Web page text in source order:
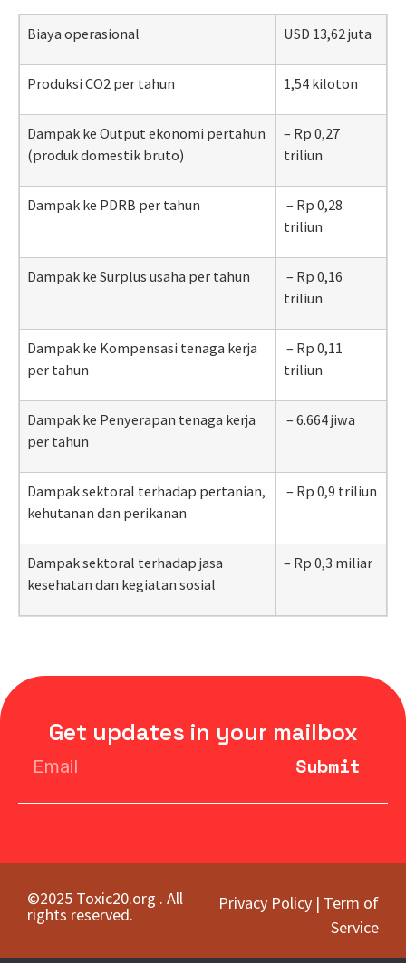
Biaya operasional USD 13,62 juta
Produksi CO2 per tahun 1,54 kiloton
Dampak ke Output ekonomi pertahun
(produk domestik bruto)
– Rp 0,27
triliun
Dampak ke PDRB per tahun
– Rp 0,28
triliun
Dampak ke Surplus usaha per tahun
– Rp 0,16
triliun
Dampak ke Kompensasi tenaga kerja
per tahun
– Rp 0,11
triliun
Dampak ke Penyerapan tenaga kerja
per tahun
– 6.664 jiwa
Dampak sektoral terhadap pertanian,
kehutanan dan perikanan
– Rp 0,9 triliun
Dampak sektoral terhadap jasa
kesehatan dan kegiatan sosial
– Rp 0,3 miliar
Get updates in your mailbox
Submit
©2025 Toxic20.org . All
rights reserved.
Privacy Policy | Term of
Service